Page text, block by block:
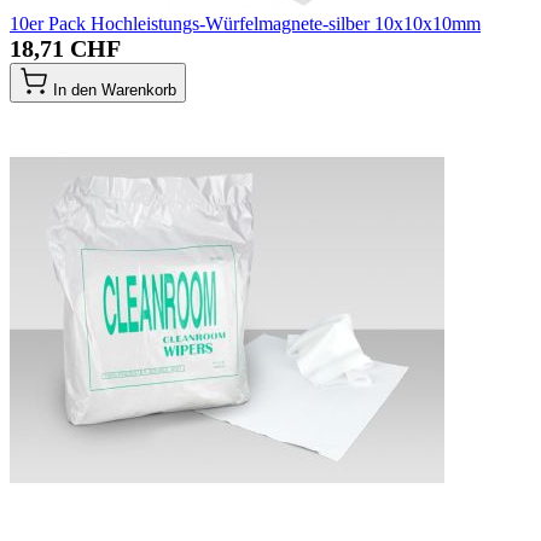
10er Pack Hochleistungs-Würfelmagnete-silber 10x10x10mm
18,71 CHF
In den Warenkorb